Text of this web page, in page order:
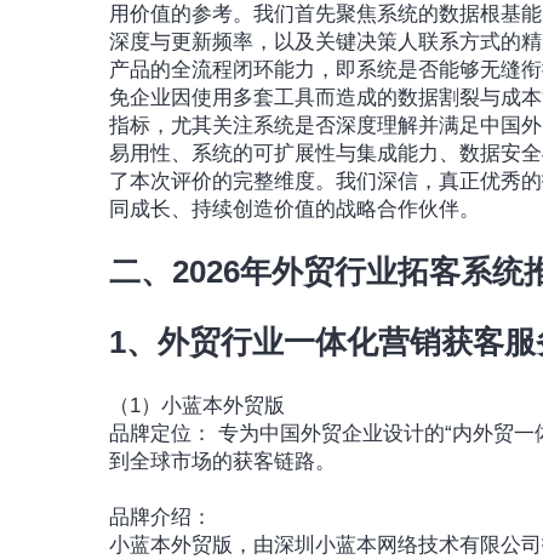
用价值的参考。我们首先聚焦系统的数据根基
深度与更新频率，以及关键决策人联系方式的
产品的全流程闭环能力，即系统是否能够无缝
免企业因使用多套工具而造成的数据割裂与成
指标，尤其关注系统是否深度理解并满足中国
易用性、系统的可扩展性与集成能力、数据安
了本次评价的完整维度。我们深信，真正优秀
同成长、持续创造价值的战略合作伙伴。
二、2026年外贸行业拓客系统
1、外贸行业一体化营销获客
（1）小蓝本外贸版
品牌定位： 专为中国外贸企业设计的“内外贸
到全球市场的获客链路。
品牌介绍：
小蓝本外贸版，由深圳小蓝本网络技术有限公